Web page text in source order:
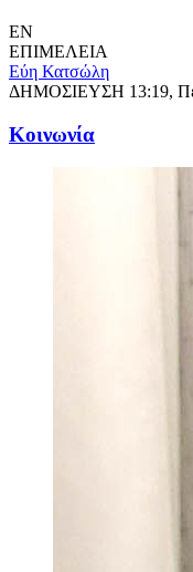
EN
ΕΠΙΜΕΛΕΙΑ
Εύη Κατσώλη
ΔΗΜΟΣΙΕΥΣΗ 13:19,
Κοινωνία